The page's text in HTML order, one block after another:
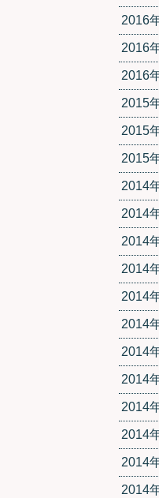
2016
2016
2016
2015
2015
2015
2014
2014
2014
2014
2014
2014
2014
2014
2014
2014
2014
2014